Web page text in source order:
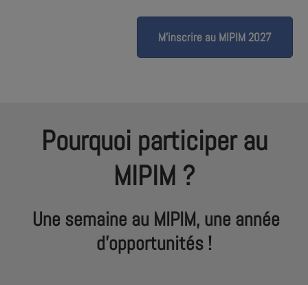
M'inscrire au MIPIM 2027
Pourquoi participer au
MIPIM ?
Une semaine au MIPIM, une année
d’opportunités !